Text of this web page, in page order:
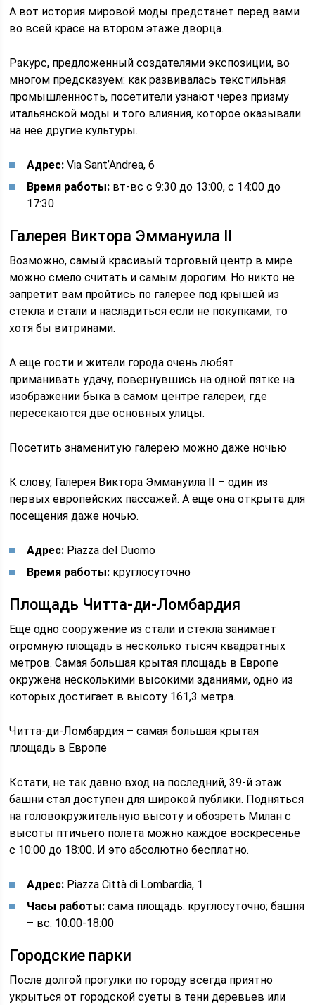
А вот история мировой моды предстанет перед вами
во всей красе на втором этаже дворца.
Ракурс, предложенный создателями экспозиции, во
многом предсказуем: как развивалась текстильная
промышленность, посетители узнают через призму
итальянской моды и того влияния, которое оказывали
на нее другие культуры.
Адрес: Via Sant’Andrea, 6
Время работы: вт-вс с 9:30 до 13:00, с 14:00 до
17:30
Галерея Виктора Эммануила II
Возможно, самый красивый торговый центр в мире
можно смело считать и самым дорогим. Но никто не
запретит вам пройтись по галерее под крышей из
стекла и стали и насладиться если не покупками, то
хотя бы витринами.
А еще гости и жители города очень любят
приманивать удачу, повернувшись на одной пятке на
изображении быка в самом центре галереи, где
пересекаются две основных улицы.
Посетить знаменитую галерею можно даже ночью
К слову, Галерея Виктора Эммануила II – один из
первых европейских пассажей. А еще она открыта для
посещения даже ночью.
Адрес: Piazza del Duomo
Время работы: круглосуточно
Площадь Читта-ди-Ломбардия
Еще одно сооружение из стали и стекла занимает
огромную площадь в несколько тысяч квадратных
метров. Самая большая крытая площадь в Европе
окружена несколькими высокими зданиями, одно из
которых достигает в высоту 161,3 метра.
Читта-ди-Ломбардия – самая большая крытая
площадь в Европе
Кстати, не так давно вход на последний, 39-й этаж
башни стал доступен для широкой публики. Подняться
на головокружительную высоту и обозреть Милан с
высоты птичьего полета можно каждое воскресенье
с 10:00 до 18:00. И это абсолютно бесплатно.
Адрес: Piazza Città di Lombardia, 1
Часы работы: сама площадь: круглосуточно; башня
– вс: 10:00-18:00
Городские парки
После долгой прогулки по городу всегда приятно
укрыться от городской суеты в тени деревьев или